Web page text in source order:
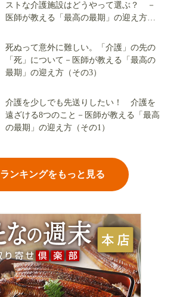
ストな介護施設はどうやって選ぶ？ －
医師が教える「最高の最期」の迎え方
死ぬって意外に難しい。「介護」の先の
「死」について－医師が教える「最高の
最期」の迎え方（その3）
介護を少しでも先送りしたい！ 介護を
遠ざける8つのこと－医師が教える「最高
の最期」の迎え方（その1）
ランキングをもっと見る